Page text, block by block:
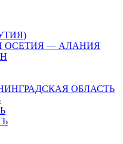
ОСЕТИЯ — АЛАНИЯ
ОБЛАСТЬ